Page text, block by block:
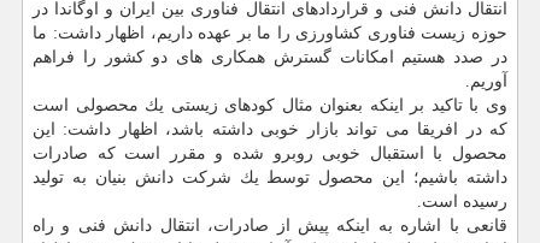
انتقال دانش فنی و قراردادهای انتقال فناوری بین ایران و اوگاندا در
حوزه زیست فناوری كشاورزی را ما بر عهده داریم، اظهار داشت: ما
در صدد هستیم امكانات گسترش همكاری های دو كشور را فراهم
آوریم.
وی با تاكید بر اینكه بعنوان مثال كودهای زیستی یك محصولی است
كه در افریقا می تواند بازار خوبی داشته باشد، اظهار داشت: این
محصول با استقبال خوبی روبرو شده و مقرر است كه صادرات
داشته باشیم؛ این محصول توسط یك شركت دانش بنیان به تولید
رسیده است.
قانعی با اشاره به اینكه پیش از صادرات، انتقال دانش فنی و راه